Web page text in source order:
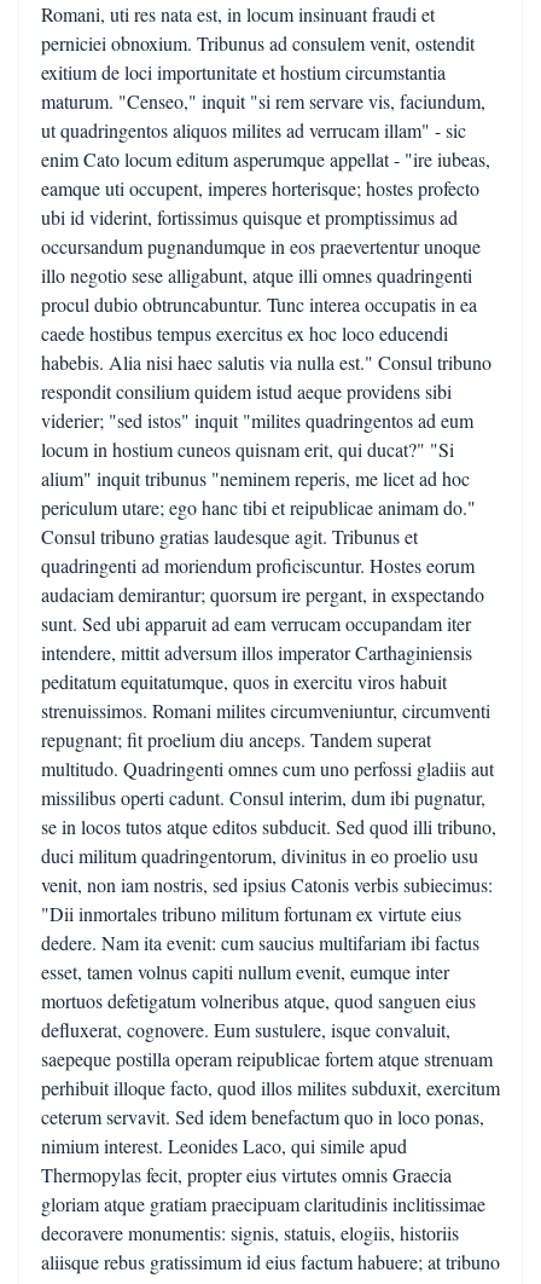
Romani, uti res nata est, in locum insinuant fraudi et
perniciei obnoxium. Tribunus ad consulem venit, ostendit
exitium de loci importunitate et hostium circumstantia
maturum. "Censeo," inquit "si rem servare vis, faciundum,
ut quadringentos aliquos milites ad verrucam illam" - sic
enim Cato locum editum asperumque appellat - "ire iubeas,
eamque uti occupent, imperes horterisque; hostes profecto
ubi id viderint, fortissimus quisque et promptissimus ad
occursandum pugnandumque in eos praevertentur unoque
illo negotio sese alligabunt, atque illi omnes quadringenti
procul dubio obtruncabuntur. Tunc interea occupatis in ea
caede hostibus tempus exercitus ex hoc loco educendi
habebis. Alia nisi haec salutis via nulla est." Consul tribuno
respondit consilium quidem istud aeque providens sibi
viderier; "sed istos" inquit "milites quadringentos ad eum
locum in hostium cuneos quisnam erit, qui ducat?" "Si
alium" inquit tribunus "neminem reperis, me licet ad hoc
periculum utare; ego hanc tibi et reipublicae animam do."
Consul tribuno gratias laudesque agit. Tribunus et
quadringenti ad moriendum proficiscuntur. Hostes eorum
audaciam demirantur; quorsum ire pergant, in exspectando
sunt. Sed ubi apparuit ad eam verrucam occupandam iter
intendere, mittit adversum illos imperator Carthaginiensis
peditatum equitatumque, quos in exercitu viros habuit
strenuissimos. Romani milites circumveniuntur, circumventi
repugnant; fit proelium diu anceps. Tandem superat
multitudo. Quadringenti omnes cum uno perfossi gladiis aut
missilibus operti cadunt. Consul interim, dum ibi pugnatur,
se in locos tutos atque editos subducit. Sed quod illi tribuno,
duci militum quadringentorum, divinitus in eo proelio usu
venit, non iam nostris, sed ipsius Catonis verbis subiecimus:
"Dii inmortales tribuno militum fortunam ex virtute eius
dedere. Nam ita evenit: cum saucius multifariam ibi factus
esset, tamen volnus capiti nullum evenit, eumque inter
mortuos defetigatum volneribus atque, quod sanguen eius
defluxerat, cognovere. Eum sustulere, isque convaluit,
saepeque postilla operam reipublicae fortem atque strenuam
perhibuit illoque facto, quod illos milites subduxit, exercitum
ceterum servavit. Sed idem benefactum quo in loco ponas,
nimium interest. Leonides Laco, qui simile apud
Thermopylas fecit, propter eius virtutes omnis Graecia
gloriam atque gratiam praecipuam claritudinis inclitissimae
decoravere monumentis: signis, statuis, elogiis, historiis
aliisque rebus gratissimum id eius factum habuere; at tribuno